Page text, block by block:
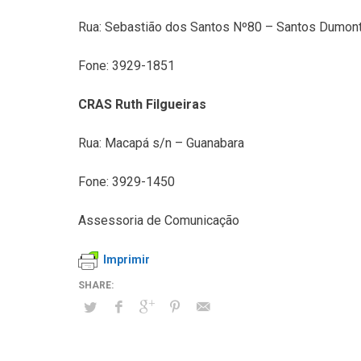
Rua: Sebastião dos Santos Nº80 – Santos
Fone: 3929-1851
CRAS Ruth Filgueiras
Rua: Macapá s/n – Guanabara
Fone: 3929-1450
Assessoria de Comunicação
Imprimir